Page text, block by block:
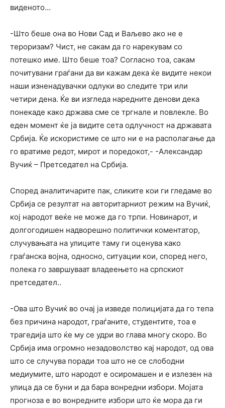
виденото…
-Што беше она во Нови Сад и Ваљево ако не е
тероризам? Чист, не сакам да го нарекувам со
потешко име. Што беше тоа? Согласно тоа, сакам
почитувани граѓани да ви кажам дека ќе видите некои
наши изненадувачки одлуки во следите три или
четири дена. Ќе ви изгледа наредните денови дека
понекаде како држава сме се тргнале и повлекле. Во
еден момент ќе ја видите сета одлучност на државата
Србија. Ќе искористиме се што ни е на располагање да
го вратиме редот, мирот и поредокот,- -Александар
Вучиќ – Претседател на Србија.
Според аналитичарите пак, сликите кои ги гледаме во
Србија се резултат на авторитарниот режим на Вучиќ,
кој народот веќе не може да го трпи. Новинарот, и
долгогодишен надворешно политички коментатор,
случувањата на улиците таму ги оценува како
граѓанска војна, односно, ситуации кои, според него,
полека го завршуваат владеењето на српскиот
претседател..
-Ова што Вучиќ во очај ја изведе полицијата да го тепа
без причина народот, граѓаните, студентите, тоа е
трагедија што ќе му се удри во глава многу скоро. Во
Србија има огромно незадоволство кај народот, од ова
што се случува поради тоа што не се слободни
медиумите, што народот е осиромашен и е излезен на
улица да се буни и да бара вонредни избори. Мојата
прогноза е во вонредните избори што ќе мора да ги